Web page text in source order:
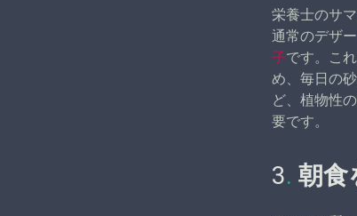
栄養士のサ
通常のデザ
子です。こ
め、毎日の
ど、植物性
要です。
3. 朝食